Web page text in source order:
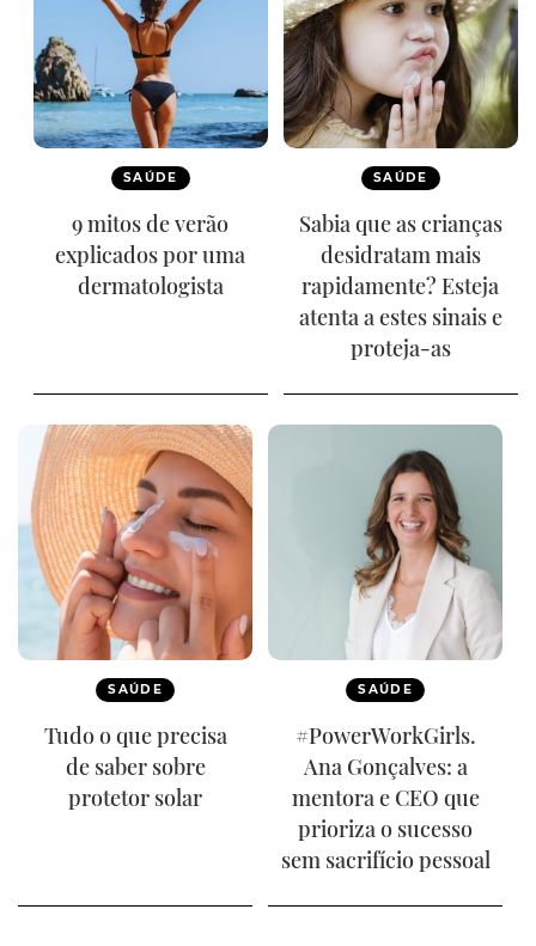
SAÚDE
9 mitos de verão
explicados por uma
dermatologista
SAÚDE
Sabia que as crianças
desidratam mais
rapidamente? Esteja
atenta a estes sinais e
proteja-as
SAÚDE
Tudo o que precisa
de saber sobre
protetor solar
SAÚDE
#PowerWorkGirls.
Ana Gonçalves: a
mentora e CEO que
prioriza o sucesso
sem sacrifício pessoal